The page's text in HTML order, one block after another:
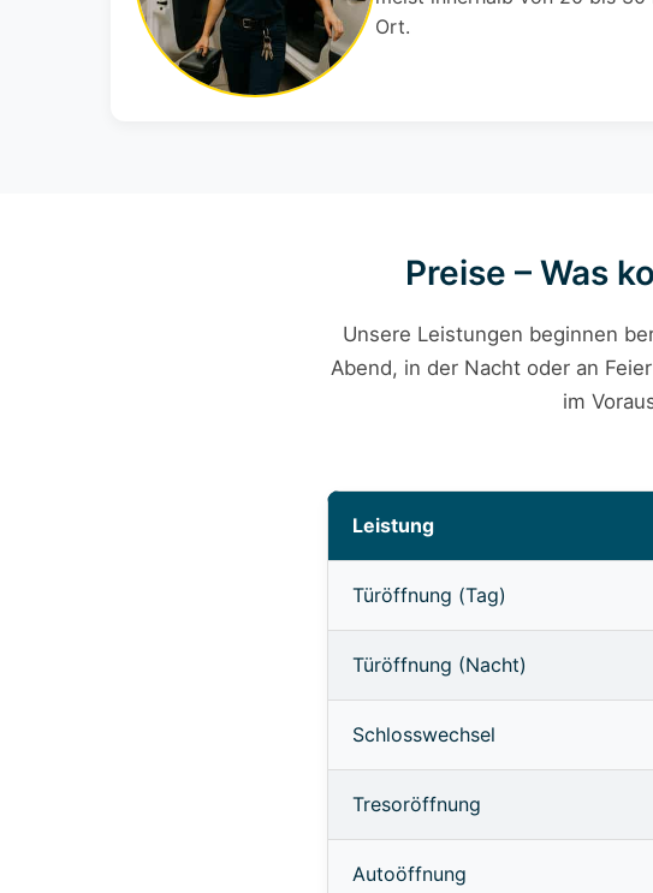
Ort.
Preise – Was
Unsere Leistungen beginnen
Abend, in der Nacht oder an
im
Leistung
Türöffnung (Tag)
Türöffnung (Nacht)
Schlosswechsel
Tresoröffnung
Autoöffnung